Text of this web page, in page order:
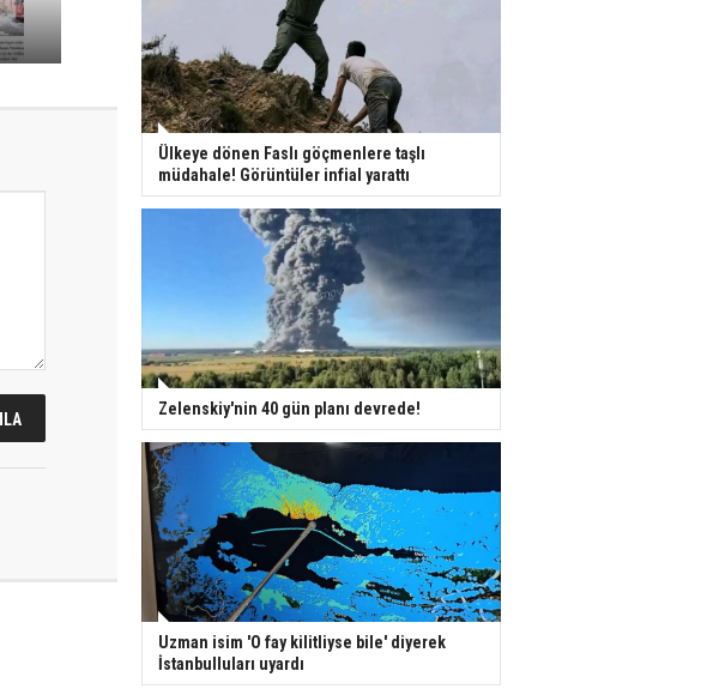
Ülkeye dönen Faslı göçmenlere taşlı
müdahale! Görüntüler infial yarattı
Zelenskiy'nin 40 gün planı devrede!
Uzman isim 'O fay kilitliyse bile' diyerek
İstanbulluları uyardı